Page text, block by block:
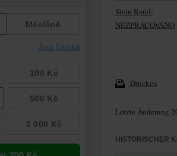
Stein Karel:
NEZPRACOVÁNO
Drucken
Letzte Änderung
HISTORISCHER